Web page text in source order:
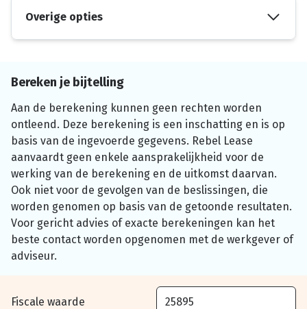
Overige opties
Bereken je bijtelling
Aan de berekening kunnen geen rechten worden
ontleend. Deze berekening is een inschatting en is op
basis van de ingevoerde gegevens. Rebel Lease
aanvaardt geen enkele aansprakelijkheid voor de
werking van de berekening en de uitkomst daarvan.
Ook niet voor de gevolgen van de beslissingen, die
worden genomen op basis van de getoonde resultaten.
Voor gericht advies of exacte berekeningen kan het
beste contact worden opgenomen met de werkgever of
adviseur.
Fiscale waarde